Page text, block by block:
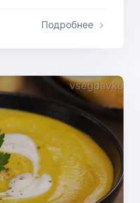
Подробнее